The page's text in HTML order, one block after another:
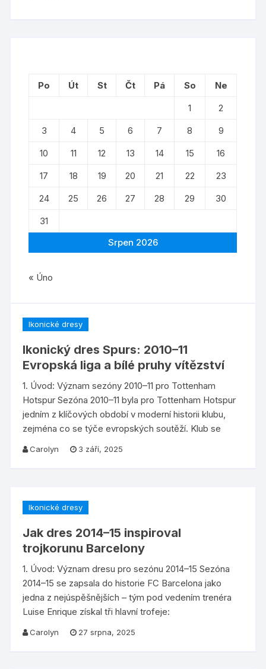
Ikonické dresy
Ikonický dres Spurs: 2010–11
Evropská liga a bílé pruhy vítězství
1. Úvod: Význam sezóny 2010–11 pro Tottenham
Hotspur Sezóna 2010–11 byla pro Tottenham Hotspur
jedním z klíčových období v moderní historii klubu,
zejména co se týče evropských soutěží. Klub se
Carolyn 3 září, 2025
Ikonické dresy
Jak dres 2014–15 inspiroval
trojkorunu Barcelony
1. Úvod: Význam dresu pro sezónu 2014–15 Sezóna
2014–15 se zapsala do historie FC Barcelona jako
jedna z nejúspěšnějších – tým pod vedením trenéra
Luise Enrique získal tři hlavní trofeje:
Carolyn 27 srpna, 2025
Srpen 2026
Po Út St Čt Pá So
Ne
1
2
3
4 5 6 7 8
9
10
11 12 13 14 15
16
17
18 19 20 21 22
23
24
25 26 27 28 29
30
31
« Úno